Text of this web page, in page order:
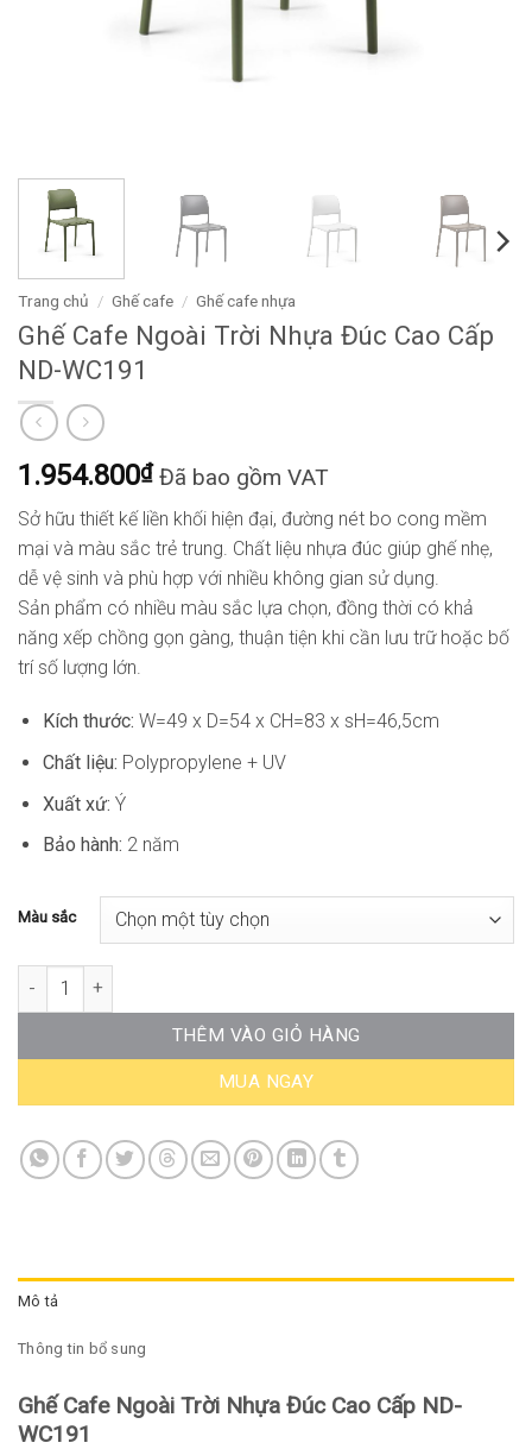
Trang chủ / Ghế cafe / Ghế cafe nhựa
Ghế Cafe Ngoài Trời Nhựa Đúc Cao Cấp
ND-WC191
1.954.800₫ Đã bao gồm VAT
Sở hữu thiết kế liền khối hiện đại, đường nét bo cong mềm
mại và màu sắc trẻ trung. Chất liệu nhựa đúc giúp ghế nhẹ,
dễ vệ sinh và phù hợp với nhiều không gian sử dụng.
Sản phẩm có nhiều màu sắc lựa chọn, đồng thời có khả
năng xếp chồng gọn gàng, thuận tiện khi cần lưu trữ hoặc bố
trí số lượng lớn.
Kích thước: W=49 x D=54 x CH=83 x sH=46,5cm
Chất liệu: Polypropylene + UV
Xuất xứ: Ý
Bảo hành: 2 năm
Màu sắc
Ghế Cafe Ngoài Trời Nhựa Đúc Cao Cấp ND-WC191 số lượng
THÊM VÀO GIỎ HÀNG
MUA NGAY
Mô tả
Thông tin bổ sung
Ghế Cafe Ngoài Trời Nhựa Đúc Cao Cấp ND-
WC191